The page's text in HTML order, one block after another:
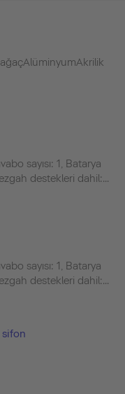
sayısı: 1, Batarya
destekleri dahil:...
sayısı: 1, Batarya
destekleri dahil:...
sifon